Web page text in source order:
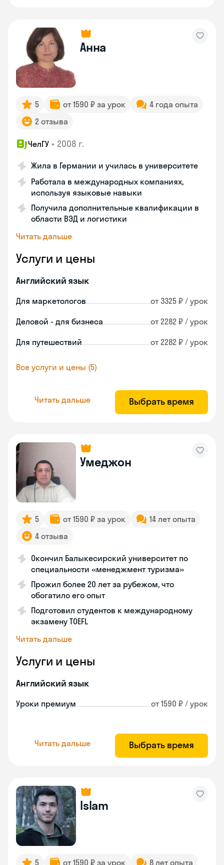
Анна
5 от 1590 ₽ за урок
4 года опыта
2 отзыва
ЧелГУ • 2008 г.
Жила в Германии и училась в университете
Работала в международных компаниях,
используя языковые навыки
Получила дополнительные квалификации в
области ВЭД и логистики
Читать дальше
Услуги и цены
Английский язык
Для маркетологов от 3325 ₽ / урок
Деловой - для бизнеса от 2282 ₽ / урок
Для путешествий от 2282 ₽ / урок
Все услуги и цены (5)
Читать дальше Выбрать время
Умеджон
5 от 1590 ₽ за урок
14 лет опыта
4 отзыва
Окончил Балыкесирский университет по
специальности «менеджмент туризма»
Прожил более 20 лет за рубежом, что
обогатило его опыт
Подготовил студентов к международному
экзамену TOEFL
Читать дальше
Услуги и цены
Английский язык
Уроки премиум от 1590 ₽ / урок
Читать дальше Выбрать время
Islam
5 от 1590 ₽ за урок 8 лет опыта